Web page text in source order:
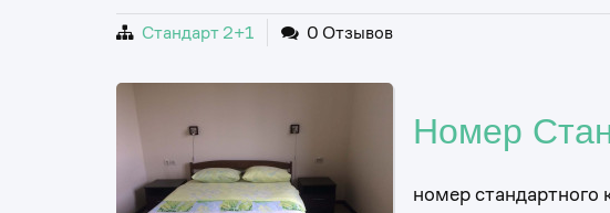
Стандарт 2+1 0 Отзывов
Номер
номер стандартного